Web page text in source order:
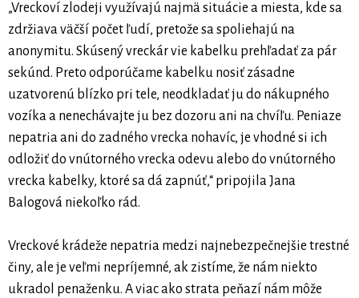
„Vreckoví zlodeji využívajú najmä situácie a miesta, kde sa
zdržiava väčší počet ľudí, pretože sa spoliehajú na
anonymitu. Skúsený vreckár vie kabelku prehľadať za pár
sekúnd. Preto odporúčame kabelku nosiť zásadne
uzatvorenú blízko pri tele, neodkladať ju do nákupného
vozíka a nenechávajte ju bez dozoru ani na chvíľu. Peniaze
nepatria ani do zadného vrecka nohavíc, je vhodné si ich
odložiť do vnútorného vrecka odevu alebo do vnútorného
vrecka kabelky, ktoré sa dá zapnúť,“ pripojila Jana
Balogová niekoľko rád.
Vreckové krádeže nepatria medzi najnebezpečnejšie trestné
činy, ale je veľmi nepríjemné, ak zistíme, že nám niekto
ukradol penaženku. A viac ako strata peňazí nám môže